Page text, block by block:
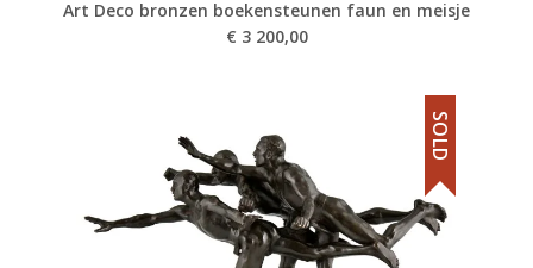
Art Deco bronzen boekensteunen faun en meisje
€ 3 200,00
SOLD